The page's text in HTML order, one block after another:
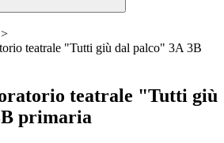
>
teatrale "Tutti giù dal palco" 3A 3B
teatrale "Tutti giù
primaria